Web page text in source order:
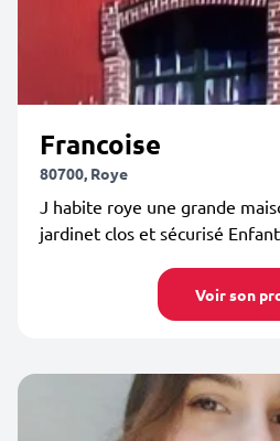
Francoise
80700, Roye
J habite roye une grande
jardinet clos et sécurisé
Voir son